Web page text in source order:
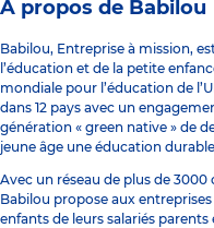
À propos de Babilou
Babilou, Entreprise à mission,
l’éducation et de la petite
mondiale pour l’éducation de
dans 12 pays avec un
génération « green native » de
jeune âge une éducation
Avec un réseau de plus de
Babilou propose aux
enfants de leurs salariés